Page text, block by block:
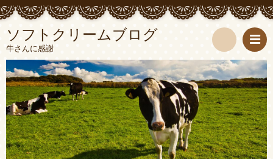
ソフトクリームブログ
牛さんに感謝
検
索